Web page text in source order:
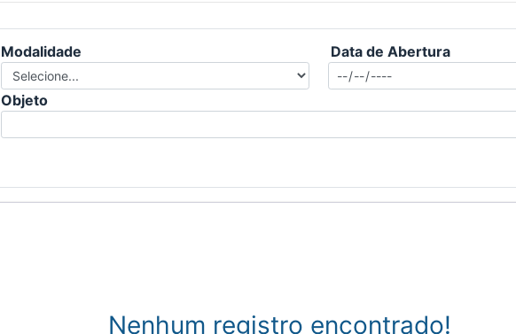
Modalidade Data de Abertura
Objeto
Nenhum registro encontrado!